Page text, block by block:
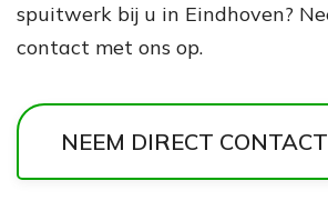
spuitwerk bij u in Eindhoven?
contact met ons op.
NEEM DIRECT